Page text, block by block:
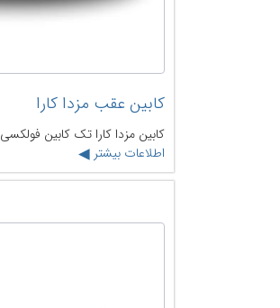
کابین عقب مزدا کارا
کابین مزدا کارا تک کابین فولکسی 135 سه طرف شیشه
اطلاعات بیشتر